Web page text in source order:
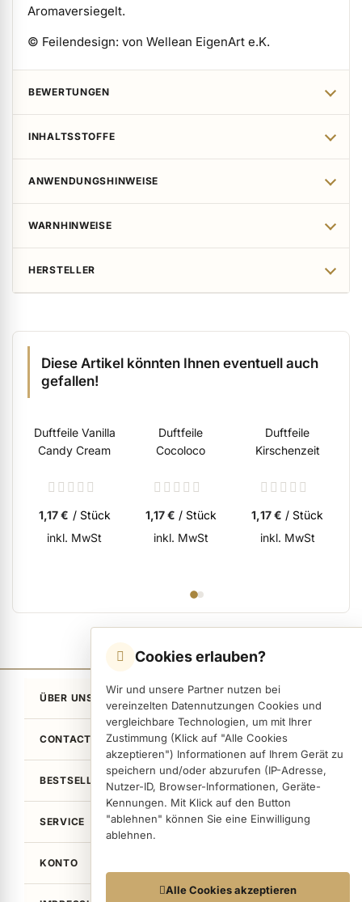
Cookies erlauben?
Wir und unsere Partner nutzen bei
vereinzelten Datennutzungen Cookies und
vergleichbare Technologien, um mit Ihrer
Zustimmung (Klick auf "Alle Cookies
akzeptieren") Informationen auf Ihrem Gerät zu
speichern und/oder abzurufen (IP-Adresse,
Nutzer-ID, Browser-Informationen, Geräte-
Kennungen. Mit Klick auf den Button
"ablehnen" können Sie eine Einwilligung
ablehnen.
DatennutzungenAlle Cookies akzeptieren
Aromaversiegelt.
© Feilendesign: von Wellean EigenArt e.K.
BEWERTUNGEN
INHALTSSTOFFE
ANWENDUNGSHINWEISE
WARNHINWEISE
HERSTELLER
Diese Artikel könnten Ihnen eventuell auch
gefallen!
Duftfeile Vanilla
Candy Cream
Rating:
1,17 € / Stück
inkl. MwSt
Duftfeile
Cocoloco
Rating:
1,17 € / Stück
inkl. MwSt
Duftfeile
Kirschenzeit
Rating:
1,17 € / Stück
inkl. MwSt
ÜBER UNS
CONTACT
BESTSELLER
SERVICE
KONTO